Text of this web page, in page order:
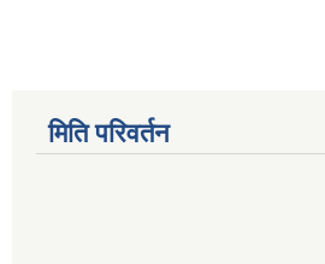
मिति परिवर्तन